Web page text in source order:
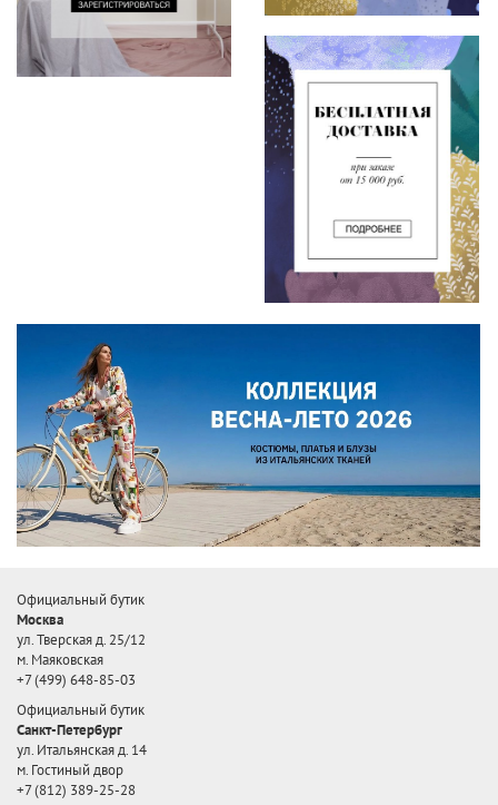
Официальный бутик
Москва
ул. Тверская д. 25/12
м. Маяковская
+7 (499) 648-85-03
Официальный бутик
Санкт-Петербург
ул. Итальянская д. 14
м. Гостиный двор
+7 (812) 389-25-28